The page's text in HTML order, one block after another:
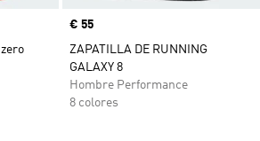
Precio
€ 55
ZAPATILLA DE RUNNING
GALAXY 8
Hombre Performance
8 colores